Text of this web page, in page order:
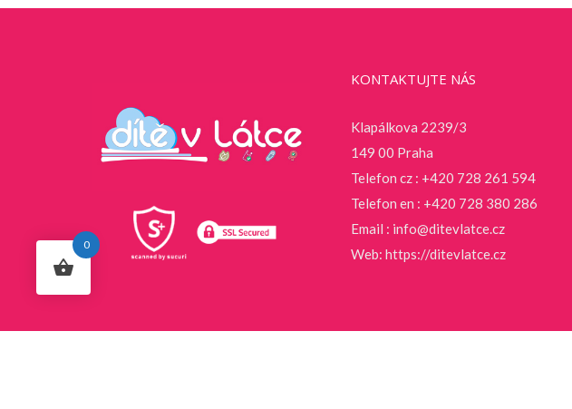
KONTAKTUJTE NÁS
Klapálkova 2239/3
149 00 Praha
Telefon cz : +420 728 261 594
Telefon en : +420 728 380 286
Email : info@ditevlatce.cz
Web: https://ditevlatce.cz
0